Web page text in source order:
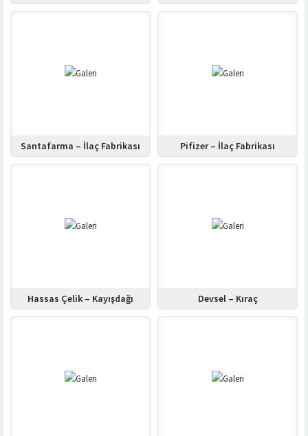
Santafarma – İlaç Fabrikası Pifizer – İlaç Fabrikası
Hassas Çelik – Kayışdağı Devsel – Kıraç